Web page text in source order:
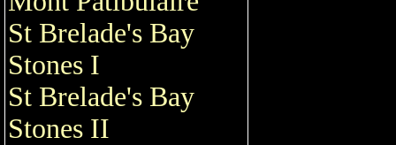
St Brelade's Bay
Stones I
St Brelade's Bay
Stones II